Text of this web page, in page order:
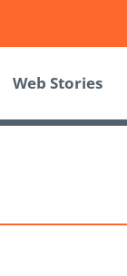
Web Stories